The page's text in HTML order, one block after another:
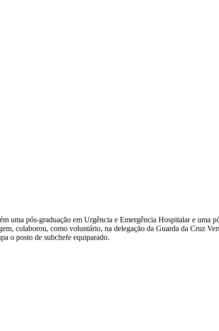
uma pós-graduação em Urgência e Emergência Hospitalar e uma
colaborou, como voluntário, na delegação da Guarda da Cruz
o posto de subchefe equiparado.